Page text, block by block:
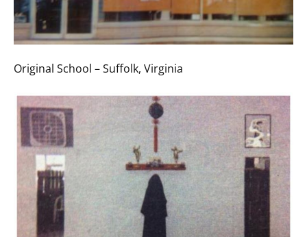
Original School – Suffolk, Virginia